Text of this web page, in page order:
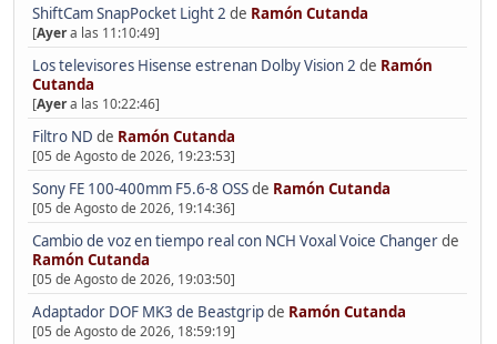
ShiftCam SnapPocket Light 2 de Ramón Cutanda
[Ayera las 11:10:49]
Los televisores Hisense estrenan Dolby Vision 2 de Ramón
Cutanda
[Ayera las 10:22:46]
Filtro ND de Ramón Cutanda
[05 de Agosto de 2026, 19:23:53]
Sony FE 100-400mm F5.6-8 OSSde Ramón Cutanda
[05 de Agosto de 2026, 19:14:36]
Cambio de voz en tiempo real con NCH Voxal Voice Changerde
Ramón Cutanda
[05 de Agosto de 2026, 19:03:50]
Adaptador DOF MK3 de Beastgripde Ramón Cutanda
[05 de Agosto de 2026, 18:59:19]